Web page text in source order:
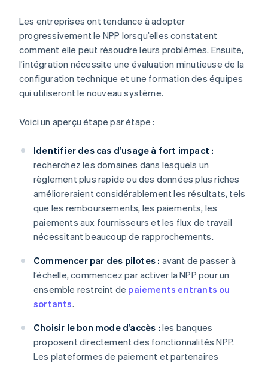
Les entreprises ont tendance à adopter
progressivement le NPP lorsqu’elles constatent
comment elle peut résoudre leurs problèmes. Ensuite,
l’intégration nécessite une évaluation minutieuse de la
configuration technique et une formation des équipes
qui utiliseront le nouveau système.
Voici un aperçu étape par étape :
Identifier des cas d’usage à fort impact :
recherchez les domaines dans lesquels un
règlement plus rapide ou des données plus riches
amélioreraient considérablement les résultats, tels
que les remboursements, les paiements, les
paiements aux fournisseurs et les flux de travail
nécessitant beaucoup de rapprochements.
Commencer par des pilotes : avant de passer à
l’échelle, commencez par activer la NPP pour un
ensemble restreint de paiements entrants ou
sortants.
Choisir le bon mode d’accès : les banques
proposent directement des fonctionnalités NPP.
Les plateformes de paiement et partenaires